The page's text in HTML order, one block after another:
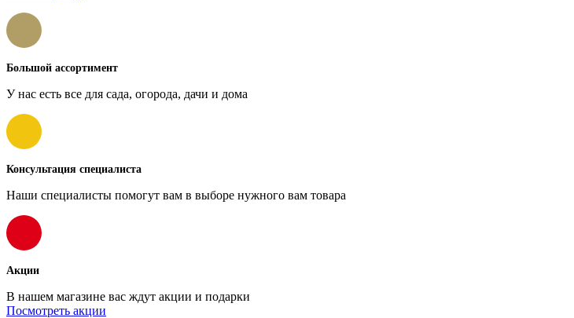
Большой ассортимент
У нас есть все для сада, огорода, дачи и дома
Консультация специалиста
Наши специалисты помогут вам в выборе нужного вам товара
Акции
В нашем магазине вас ждут акции и подарки
Посмотреть акции